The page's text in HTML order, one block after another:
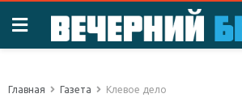
Главная Газета Клевое дело